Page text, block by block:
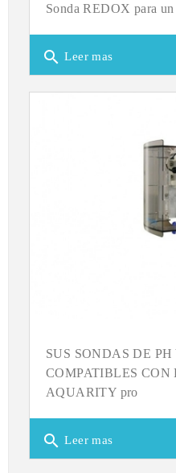
Sonda REDOX para
search Leer mas
SUS SONDAS DE PH
COMPATIBLES CON
AQUARITY pro
search Leer mas